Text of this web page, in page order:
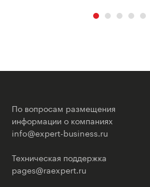
По вопросам размещения
информации о компаниях
info@expert-business.ru
Техническая поддержка
pages@raexpert.ru